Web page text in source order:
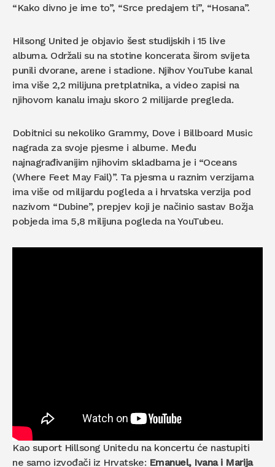
“Kako divno je ime to”, “Srce predajem ti”, “Hosana”.
Hilsong United je objavio šest studijskih i 15 live
albuma. Održali su na stotine koncerata širom svijeta
punili dvorane, arene i stadione. Njihov YouTube kanal
ima više 2,2 milijuna pretplatnika, a video zapisi na
njihovom kanalu imaju skoro 2 milijarde pregleda.
Dobitnici su nekoliko Grammy, Dove i Billboard Music
nagrada za svoje pjesme i albume. Među
najnagrađivanijim njihovim skladbama je i “Oceans
(Where Feet May Fail)”. Ta pjesma u raznim verzijama
ima više od milijardu pogleda a i hrvatska verzija pod
nazivom “Dubine”, prepjev koji je načinio sastav Božja
pobjeda ima 5,8 milijuna pogleda na YouTubeu.
Kao suport Hillsong Unitedu na koncertu će nastupiti
ne samo izvođači iz Hrvatske: Emanuel, Ivana i Marija